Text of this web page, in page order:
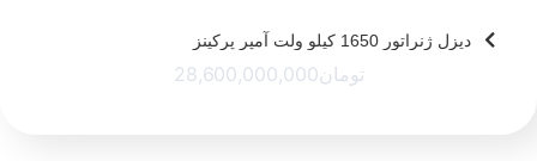
دیزل ژنراتور 1650 کیلو ولت آمپر پرکینز
تومان28,600,000,000